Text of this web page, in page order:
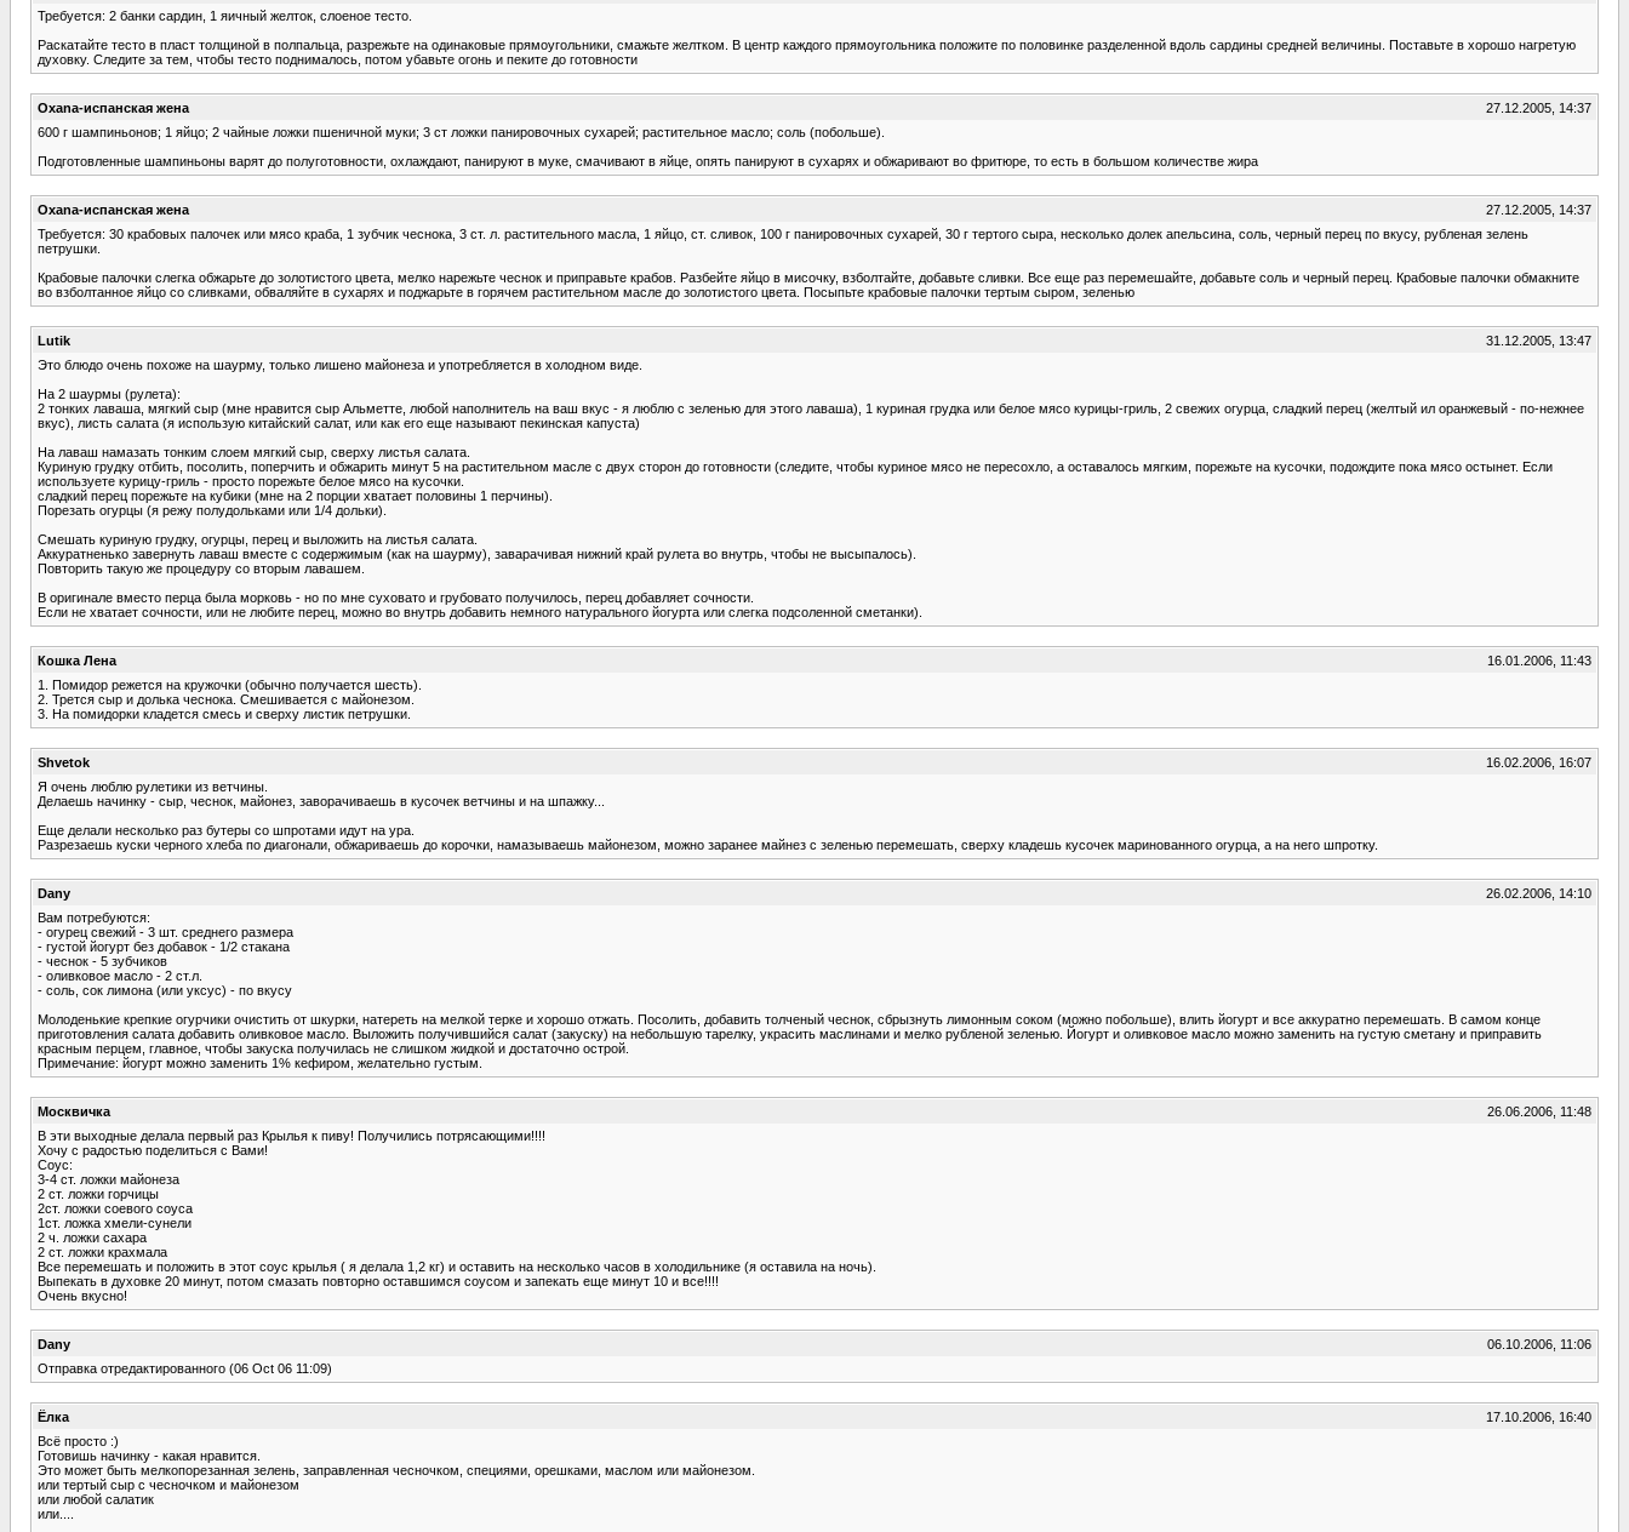
Требуется: 2 банки сардин, 1 яичный желток, слоеное тесто.
Раскатайте тесто в пласт толщиной в полпальца, разрежьте на одинаковые прямоугольники, смажьте желтком. В центр каждого прямоугольника положите по половинке разделенной вдоль сардины средней величины. Поставьте в хорошо нагретую
духовку. Следите за тем, чтобы тесто поднималось, потом убавьте огонь и пеките до готовности
Oxana-испанская жена
27.12.2005, 14:37
600 г шампиньонов; 1 яйцо; 2 чайные ложки пшеничной муки; 3 ст ложки панировочных сухарей; растительное масло; соль (побольше).
Подготовленные шампиньоны варят до полуготовности, охлаждают, панируют в муке, смачивают в яйце, опять панируют в сухарях и обжаривают во фритюре, то есть в большом количестве жира
Oxana-испанская жена
27.12.2005, 14:37
Требуется: 30 крабовых палочек или мясо краба, 1 зубчик чеснока, 3 ст. л. растительного масла, 1 яйцо, ст. сливок, 100 г панировочных сухарей, 30 г тертого сыра, несколько долек апельсина, соль, черный перец по вкусу, рубленая зелень
петрушки.
Крабовые палочки слегка обжарьте до золотистого цвета, мелко нарежьте чеснок и приправьте крабов. Разбейте яйцо в мисочку, взболтайте, добавьте сливки. Все еще раз перемешайте, добавьте соль и черный перец. Крабовые палочки обмакните
во взболтанное яйцо со сливками, обваляйте в сухарях и поджарьте в горячем растительном масле до золотистого цвета. Посыпьте крабовые палочки тертым сыром, зеленью
Lutik
31.12.2005, 13:47
Это блюдо очень похоже на шаурму, только лишено майонеза и употребляется в холодном виде.
На 2 шаурмы (рулета):
2 тонких лаваша, мягкий сыр (мне нравится сыр Альметте, любой наполнитель на ваш вкус - я люблю с зеленью для этого лаваша), 1 куриная грудка или белое мясо курицы-гриль, 2 свежих огурца, сладкий перец (желтый ил оранжевый - по-нежнее
вкус), листь салата (я использую китайский салат, или как его еще называют пекинская капуста)
На лаваш намазать тонким слоем мягкий сыр, сверху листья салата.
Куриную грудку отбить, посолить, поперчить и обжарить минут 5 на растительном масле с двух сторон до готовности (следите, чтобы куриное мясо не пересохло, а оставалось мягким, порежьте на кусочки, подождите пока мясо остынет. Если
используете курицу-гриль - просто порежьте белое мясо на кусочки.
сладкий перец порежьте на кубики (мне на 2 порции хватает половины 1 перчины).
Порезать огурцы (я режу полудольками или 1/4 дольки).
Смешать куриную грудку, огурцы, перец и выложить на листья салата.
Аккуратненько завернуть лаваш вместе с содержимым (как на шаурму), заварачивая нижний край рулета во внутрь, чтобы не высыпалось).
Повторить такую же процедуру со вторым лавашем.
В оригинале вместо перца была морковь - но по мне суховато и грубовато получилось, перец добавляет сочности.
Если не хватает сочности, или не любите перец, можно во внутрь добавить немного натурального йогурта или слегка подсоленной сметанки).
Кошка Лена
16.01.2006, 11:43
1. Помидор режется на кружочки (обычно получается шесть).
2. Трется сыр и долька чеснока. Смешивается с майонезом.
3. На помидорки кладется смесь и сверху листик петрушки.
Shvetok
16.02.2006, 16:07
Я очень люблю рулетики из ветчины.
Делаешь начинку - сыр, чеснок, майонез, заворачиваешь в кусочек ветчины и на шпажку...
Еще делали несколько раз бутеры со шпротами идут на ура.
Разрезаешь куски черного хлеба по диагонали, обжариваешь до корочки, намазываешь майонезом, можно заранее майнез с зеленью перемешать, сверху кладешь кусочек маринованного огурца, а на него шпротку.
Dany
26.02.2006, 14:10
Вам потребуются:
- огурец свежий - 3 шт. среднего размера
- густой йогурт без добавок - 1/2 стакана
- чеснок - 5 зубчиков
- оливковое масло - 2 ст.л.
- соль, сок лимона (или уксус) - по вкусу
Молоденькие крепкие огурчики очистить от шкурки, натереть на мелкой терке и хорошо отжать. Посолить, добавить толченый чеснок, сбрызнуть лимонным соком (можно побольше), влить йогурт и все аккуратно перемешать. В самом конце
приготовления салата добавить оливковое масло. Выложить получившийся салат (закуску) на небольшую тарелку, украсить маслинами и мелко рубленой зеленью. Йогурт и оливковое масло можно заменить на густую сметану и приправить
красным перцем, главное, чтобы закуска получилась не слишком жидкой и достаточно острой.
Примечание: йогурт можно заменить 1% кефиром, желательно густым.
Москвичка
26.06.2006, 11:48
В эти выходные делала первый раз Крылья к пиву! Получились потрясающими!!!!
Хочу с радостью поделиться с Вами!
Соус:
3-4 ст. ложки майонеза
2 ст. ложки горчицы
2ст. ложки соевого соуса
1ст. ложка хмели-сунели
2 ч. ложки сахара
2 ст. ложки крахмала
Все перемешать и положить в этот соус крылья ( я делала 1,2 кг) и оставить на несколько часов в холодильнике (я оставила на ночь).
Выпекать в духовке 20 минут, потом смазать повторно оставшимся соусом и запекать еще минут 10 и все!!!!
Очень вкусно!
Dany
06.10.2006, 11:06
Отправка отредактированного (06 Oct 06 11:09)
Ёлка
17.10.2006, 16:40
Всё просто :)
Готовишь начинку - какая нравится.
Это может быть мелкопорезанная зелень, заправленная чесночком, специями, орешками, маслом или майонезом.
или тертый сыр с чесночком и майонезом
или любой салатик
или....